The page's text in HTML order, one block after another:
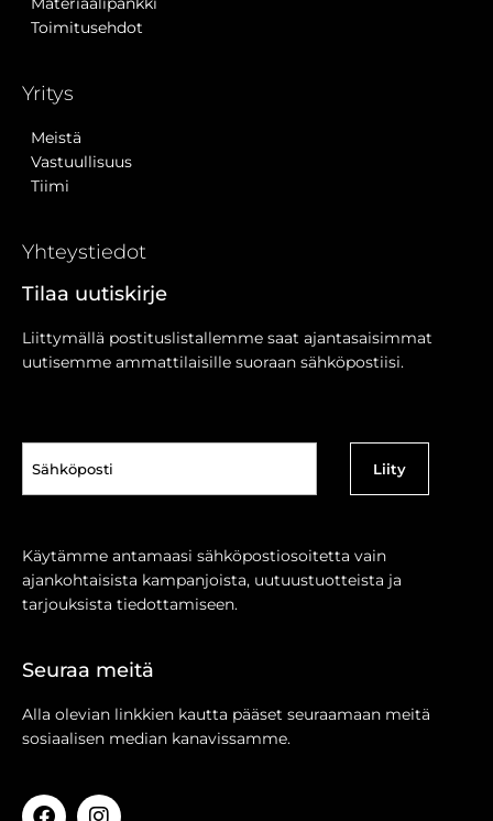
Toimitusehdot
Yritys
Meistä
Vastuullisuus
Tiimi
Yhteystiedot
Tilaa uutiskirje
Liittymällä postituslistallemme saat ajantasaisimmat
uutisemme ammattilaisille suoraan sähköpostiisi.
(Pakollinen)
Käytämme antamaasi sähköpostiosoitetta vain
ajankohtaisista kampanjoista, uutuustuotteista ja
tarjouksista tiedottamiseen.
Seuraa meitä
Alla olevian linkkien kautta pääset seuraamaan meitä
sosiaalisen median kanavissamme.